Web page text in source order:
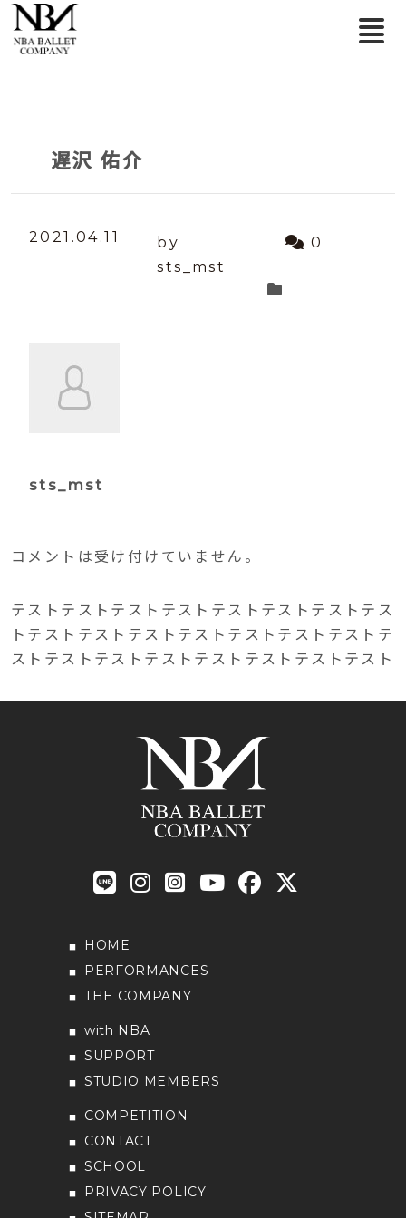
遅沢 佑介
2021.04.11
by
sts_mst
0
sts_mst
コメントは受け付けていません。
テストテストテストテストテストテストテストテス
トテストテストテストテストテストテストテストテ
ストテストテストテストテストテストテストテスト
HOME
PERFORMANCES
THE COMPANY
with NBA
SUPPORT
STUDIO MEMBERS
COMPETITION
CONTACT
SCHOOL
PRIVACY POLICY